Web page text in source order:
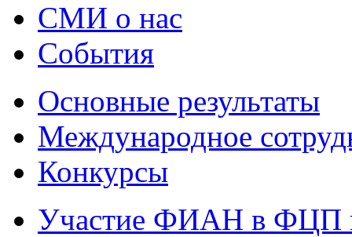
СМИ о нас
События
Основные результаты
Международное
Конкурсы
Участие ФИАН в ФЦП